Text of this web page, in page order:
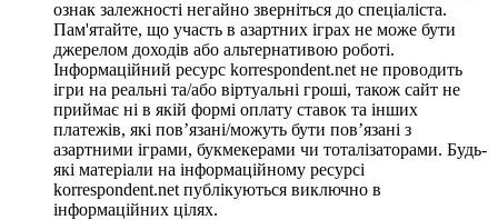
ознак залежності негайно зверніться до спеціаліста.
Пам'ятайте, що участь в азартних іграх не може бути
джерелом доходів або альтернативою роботі.
Інформаційний ресурс korrespondent.net не проводить
ігри на реальні та/або віртуальні гроші, також сайт не
приймає ні в якій формі оплату ставок та інших
платежів, які пов’язані/можуть бути пов’язані з
азартними іграми, букмекерами чи тоталізаторами. Будь-
які матеріали на інформаційному ресурсі
korrespondent.net публікуються виключно в
інформаційних цілях.